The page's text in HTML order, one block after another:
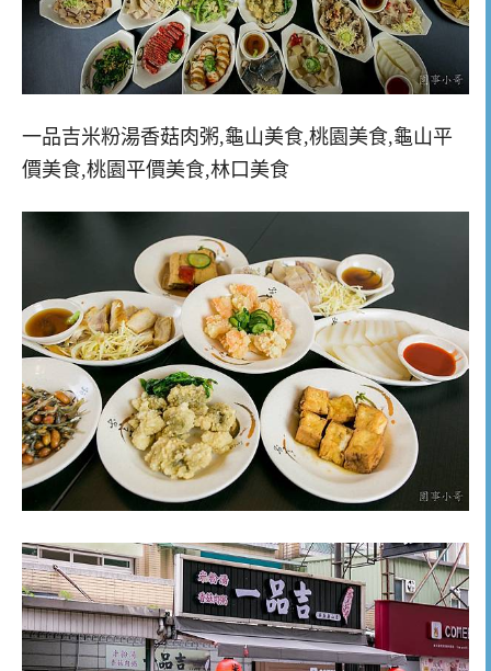
一品吉米粉湯香菇肉粥,龜山美食,桃園美食,龜山平
價美食,桃園平價美食,林口美食